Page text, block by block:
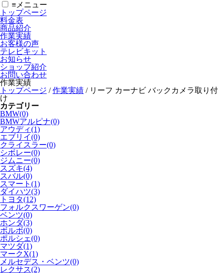
≡ メニュー
トップページ
料金表
商品紹介
作業実績
お客様の声
テレビキット
お知らせ
ショップ紹介
お問い合わせ
作業実績
トップページ /作業実績 / リーフ カーナビ バックカメラ取り付
け
カテゴリー
BMW(0)
BMWアルピナ(0)
アウディ(1)
エブリイ(0)
クライスラー(0)
シボレー(0)
ジムニー(0)
スズキ(4)
スバル(0)
スマート(1)
ダイハツ(3)
トヨタ(12)
フォルクスワーゲン(0)
ベンツ(0)
ホンダ(3)
ボルボ(0)
ポルシェ(0)
マツダ(1)
マークX(1)
メルセデス・ベンツ(0)
レクサス(2)